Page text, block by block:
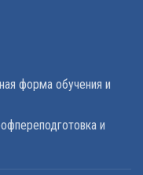
форма обучения и
и